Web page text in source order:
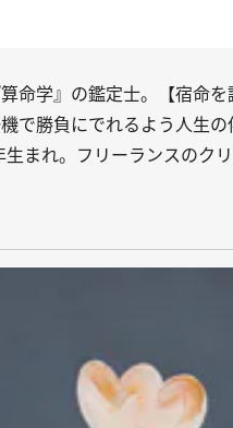
命学』の鑑定士。【宿命
で勝負にでれるよう人生
れ。フリーランスのクリ